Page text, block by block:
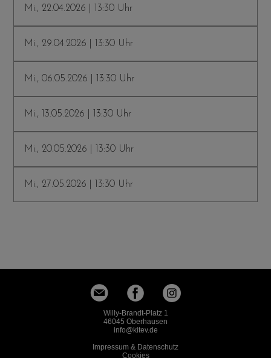
Mi., 22.04.2026 | 13:30 Uhr
Mi., 29.04.2026 | 13:30 Uhr
Mi., 06.05.2026 | 13:30 Uhr
Mi., 13.05.2026 | 13:30 Uhr
Mi., 20.05.2026 | 13:30 Uhr
Mi., 27.05.2026 | 13:30 Uhr
Willy-Brandt-Platz 1
46045 Oberhausen
info
kitev.de
Impressum & Datenschutz
Cookies